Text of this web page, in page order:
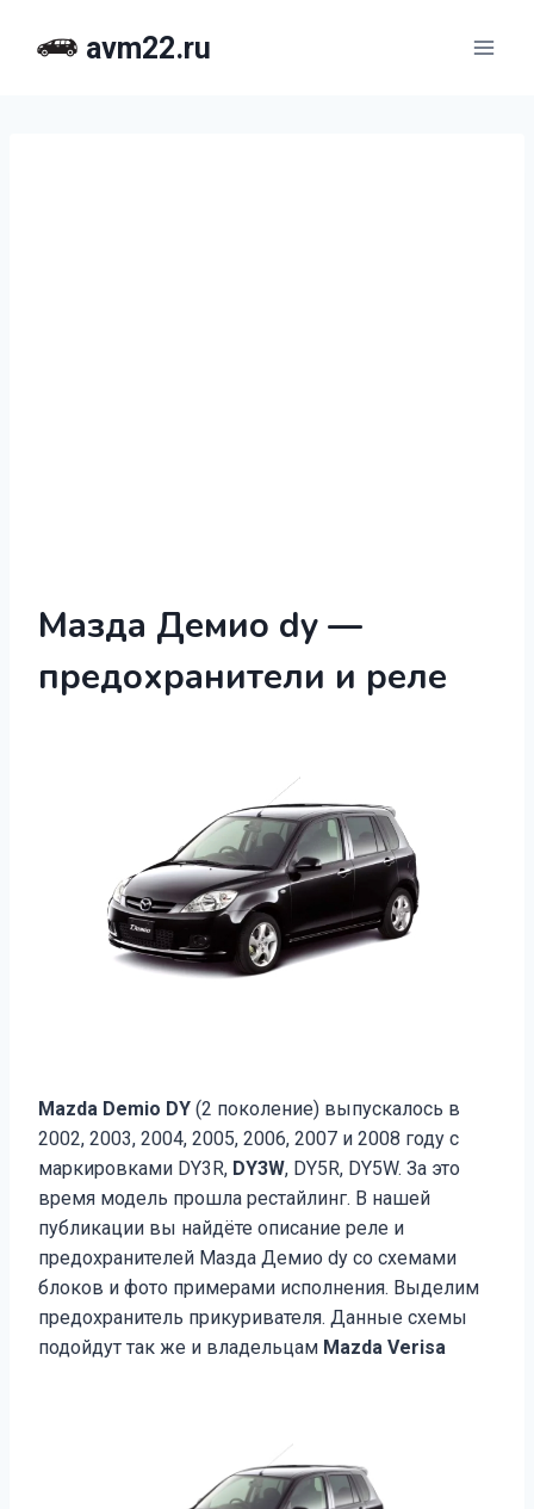
avm22.ru
Мазда Демио dy —
предохранители и реле
Mazda Demio DY (2 поколение) выпускалось в
2002, 2003, 2004, 2005, 2006, 2007 и 2008 году с
маркировками DY3R, DY3W, DY5R, DY5W. За это
время модель прошла рестайлинг. В нашей
публикации вы найдёте описание реле и
предохранителей Мазда Демио dy со схемами
блоков и фото примерами исполнения. Выделим
предохранитель прикуривателя. Данные схемы
подойдут так же и владельцам Mazda Verisa